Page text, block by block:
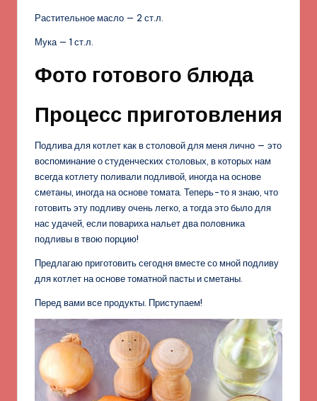
Растительное масло — 2 ст.л.
Мука — 1 ст.л.
Фото готового блюда
Процесс приготовления
Подлива для котлет как в столовой для меня лично — это
воспоминание о студенческих столовых, в которых нам
всегда котлету поливали подливой, иногда на основе
сметаны, иногда на основе томата. Теперь-то я знаю, что
готовить эту подливу очень легко, а тогда это было для
нас удачей, если повариха нальет два половника
подливы в твою порцию!
Предлагаю приготовить сегодня вместе со мной подливу
для котлет на основе томатной пасты и сметаны.
Перед вами все продукты. Приступаем!